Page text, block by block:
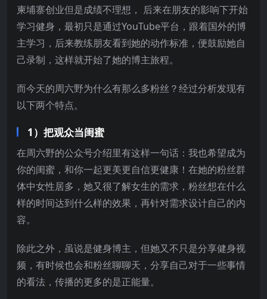
柬埔寨创业但是成绩不理想， 后来在朋友的影响下开始
学习健身，最初只是通过YouTube平台，跟着国外的博
主学习，后来教练朋友看到她的动作标准，便鼓励她自
己录制，这样就开始了她的博主旅程。
而今天的周六野为什么有那么多粉丝？经过分析发现有
以下两个特点。
1）把观众当闺蜜
在周六野的公众号介绍里有这样一句话：我也希望成为
你的闺蜜，和你一起更美更自信更健康！在她的粉丝群
体中女性居多，她又很了解女生的需求，粉丝想在什么
样的时间达到什么样的效果，再针对需求设计自己的内
容。
除此之外，虽说是健身博主，但她又不只是分享健身视
频，有时候也会和粉丝聊聊天，分享自己对于一些事情
的看法，传播的更多的是正能量。